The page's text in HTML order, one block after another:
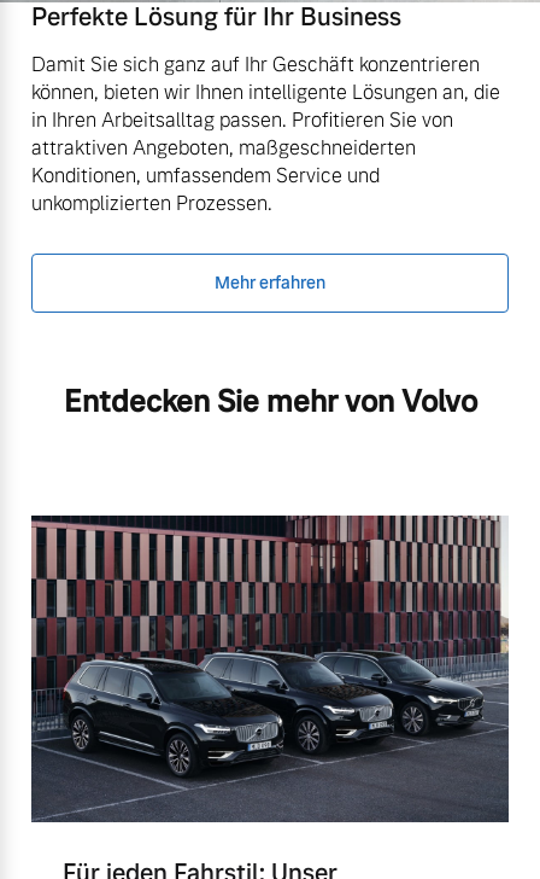
Perfekte Lösung für Ihr Business
Damit Sie sich ganz auf Ihr Geschäft konzentrieren
können, bieten wir Ihnen intelligente Lösungen an, die
in Ihren Arbeitsalltag passen. Profitieren Sie von
attraktiven Angeboten, maßgeschneiderten
Konditionen, umfassendem Service und
unkomplizierten Prozessen.
Mehr erfahren
Entdecken Sie mehr von Volvo
Für jeden Fahrstil: Unser